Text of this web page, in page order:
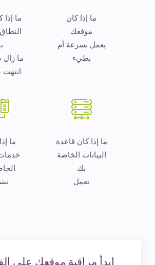
ما إذا كان
موقعك
يعمل بسرعة أم
بطيء
ما إذا
بك
ما زال
انتهت
ما إذا كان قاعدة
البيانات الخاصة
بك
تعمل
ما
خدمات
ابدأ مراقبة موقعك على